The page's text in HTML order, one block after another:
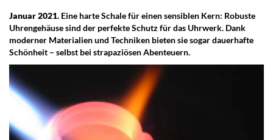
Januar 2021. Eine harte Schale für einen sensiblen Kern: Robuste
Uhrengehäuse sind der perfekte Schutz für das Uhrwerk. Dank
moderner Materialien und Techniken bieten sie sogar dauerhafte
Schönheit – selbst bei strapaziösen Abenteuern.